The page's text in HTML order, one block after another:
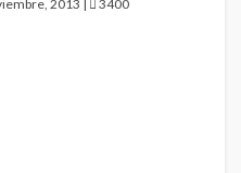
2013 | 3400